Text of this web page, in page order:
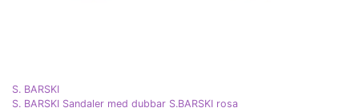
S. BARSKI
S. BARSKI Sandaler med dubbar S.BARSKI rosa